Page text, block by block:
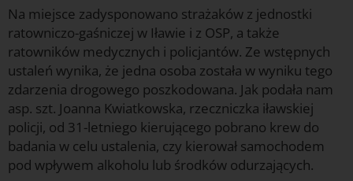
Na miejsce zadysponowano strażaków z jednostki
ratowniczo-gaśniczej w Iławie i z OSP, a także
ratowników medycznych i policjantów. Ze wstępnych
ustaleń wynika, że jedna osoba została w wyniku tego
zdarzenia drogowego poszkodowana. Jak podała nam
asp. szt. Joanna Kwiatkowska, rzeczniczka iławskiej
policji, od 31-letniego kierującego pobrano krew do
badania w celu ustalenia, czy kierował samochodem
pod wpływem alkoholu lub środków odurzających.